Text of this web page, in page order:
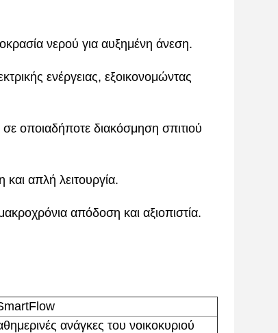
νερού για αυξημένη άνεση.
ενέργειας, εξοικονομώντας
οποιαδήποτε διακόσμηση σπιτιού
απλή λειτουργία.
απόδοση και αξιοπιστία.
ανάγκες του νοικοκυριού